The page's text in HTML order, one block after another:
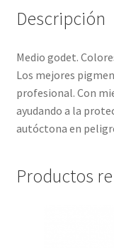
Descripción
Medio godet.
Los mejores
profesional. Con
ayudando a la
autóctona en
Productos